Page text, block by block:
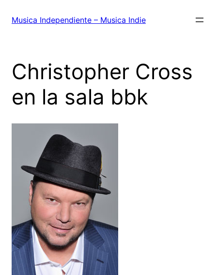
Musica Independiente – Musica Indie
Christopher Cross
en la sala bbk